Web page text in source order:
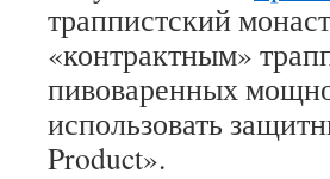
траппистский
«контрактным»
пивоваренных
использовать
Product».